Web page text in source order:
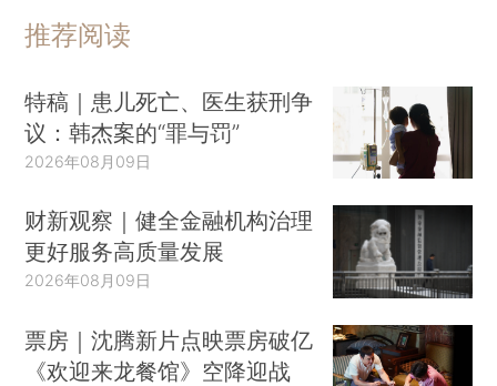
推荐阅读
特稿｜患儿死亡、医生获刑争
议：韩杰案的“罪与罚”
2026年08月09日
财新观察｜健全金融机构治理
更好服务高质量发展
2026年08月09日
票房｜沈腾新片点映票房破亿
《欢迎来龙餐馆》空降迎战